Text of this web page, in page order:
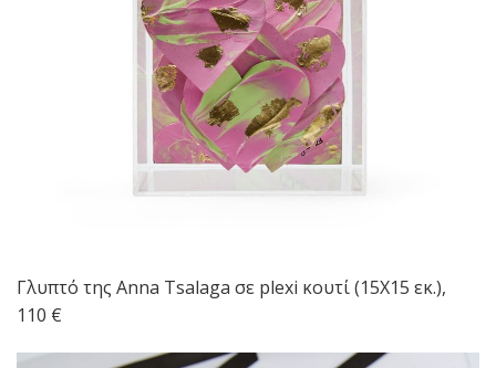
Γλυπτό της Anna Tsalaga σε plexi κουτί (15X15 εκ.),
110 €